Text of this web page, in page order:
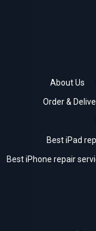
About Us
Order &
Best iPad
Best iPhone repair